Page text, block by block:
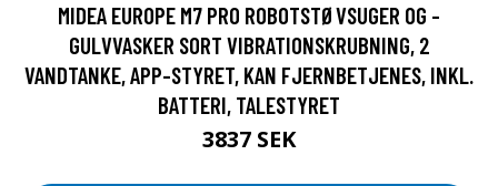
MIDEA EUROPE M7 PRO ROBOTSTØVSUGER OG -
GULVVASKER SORT VIBRATIONSKRUBNING, 2
VANDTANKE, APP-STYRET, KAN FJERNBETJENES, INKL.
BATTERI, TALESTYRET
3837 SEK